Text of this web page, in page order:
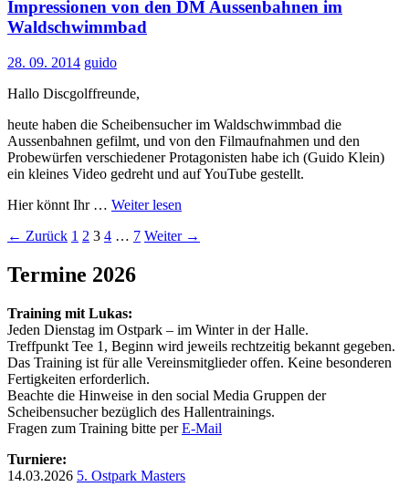
Impressionen von den DM Aussenbahnen im
Waldschwimmbad
28. 09. 2014 guido
Hallo Discgolffreunde,
heute haben die Scheibensucher im Waldschwimmbad die
Aussenbahnen gefilmt, und von den Filmaufnahmen und den
Probewürfen verschiedener Protagonisten habe ich (Guido Klein)
ein kleines Video gedreht und auf YouTube gestellt.
Hier könnt Ihr … Weiter lesen
Beitragsnavigation
← Zurück 1 2 3 4 … 7 Weiter →
Termine 2026
Training mit Lukas:
Jeden Dienstag im Ostpark – im Winter in der Halle.
Treffpunkt Tee 1, Beginn wird jeweils rechtzeitig bekannt gegeben.
Das Training ist für alle Vereinsmitglieder offen. Keine besonderen
Fertigkeiten erforderlich.
Beachte die Hinweise in den social Media Gruppen der
Scheibensucher bezüglich des Hallentrainings.
Fragen zum Training bitte perE-Mail
Turniere:
14.03.2026 5. Ostpark Masters